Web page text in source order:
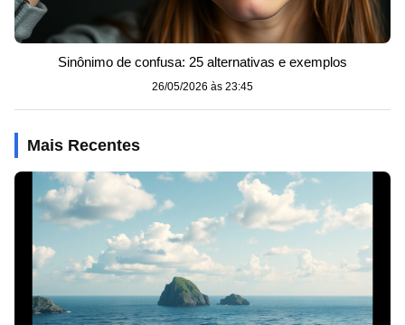
Sinônimo de confusa: 25 alternativas e exemplos
26/05/2026 às 23:45
Mais Recentes